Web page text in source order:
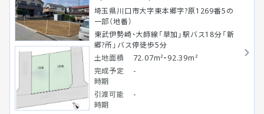
埼玉県川口市大字東本郷字?原1269番5の
一部（地番）
東武伊勢崎・大師線「草加」駅バス18分「新
郷?所」バス停徒歩5分
土地面積
72.07m²・92.39m²
完成予定
時期
-
引渡可能
時期
-